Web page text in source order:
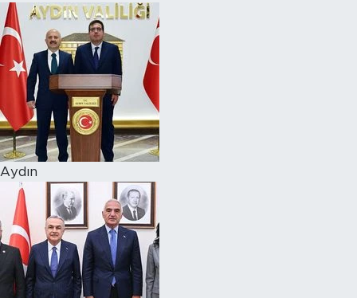
Aydın